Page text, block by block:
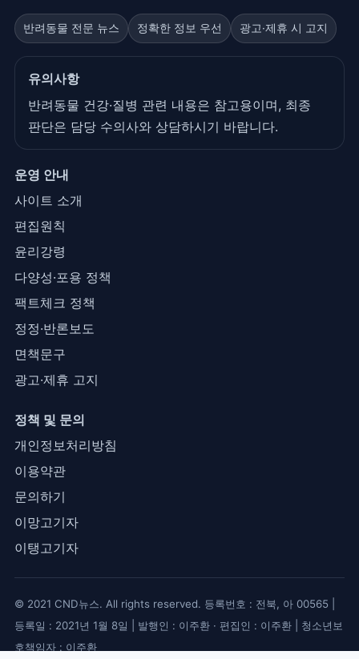
반려동물 전문 뉴스 정확한 정보 우선 광고·제휴 시 고지
유의사항
반려동물 건강·질병 관련 내용은 참고용이며, 최종
판단은 담당 수의사와 상담하시기 바랍니다.
운영 안내
사이트 소개
편집원칙
윤리강령
다양성·포용 정책
팩트체크 정책
정정·반론보도
면책문구
광고·제휴 고지
정책 및 문의
개인정보처리방침
이용약관
문의하기
이망고기자
이탱고기자
© 2021 CND뉴스. All rights reserved. 등록번호 : 전북, 아 00565 |
등록일 : 2021년 1월 8일 | 발행인 : 이주환 · 편집인 : 이주환 | 청소년보
호책임자 : 이주환